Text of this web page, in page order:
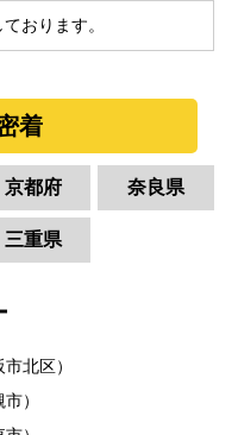
おります。
着
京都府 奈良県
三重県
北区）
）